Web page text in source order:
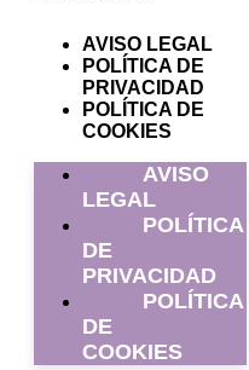
AVISO LEGAL
POLÍTICA DE
PRIVACIDAD
POLÍTICA DE
COOKIES
AVISO
LEGAL
POLÍTICA
DE
PRIVACIDAD
POLÍTICA
DE
COOKIES